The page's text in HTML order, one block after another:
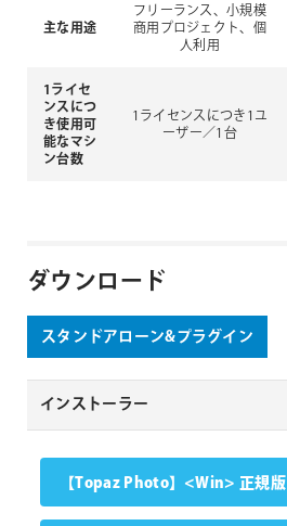
主な用途
フリーランス、小規模
商用プロジェクト、個
人利用
1ライセ
ンスにつ
き使用可
能なマシ
ン台数
1ライセンスにつき1ユ
ーザー／1台
ダウンロード
スタンドアローン&プラグイン
インストーラー
【Topaz Photo】<Win> 正規版